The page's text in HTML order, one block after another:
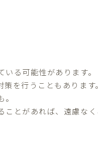
る可能性があります。
を行うこともあります。
とがあれば、遠慮な